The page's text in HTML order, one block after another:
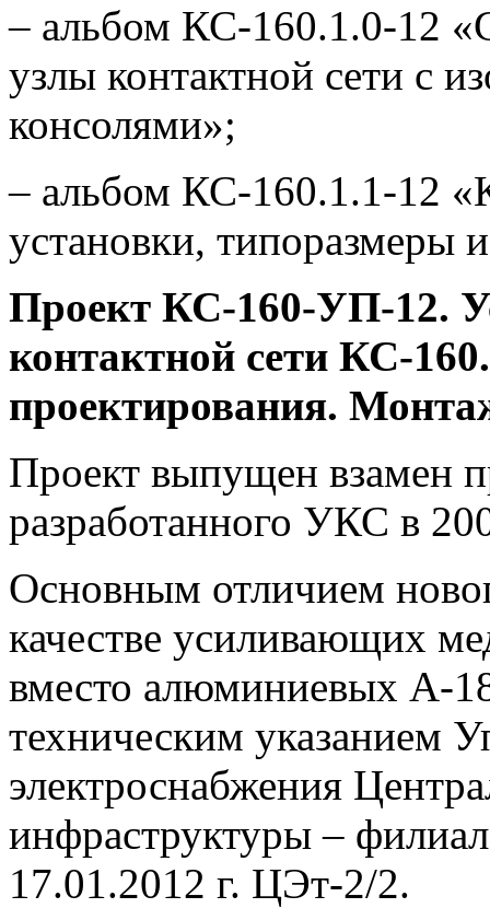
– альбом КС-160.1.0-12
узлы контактной сети с
консолями»;
– альбом КС-160.1.1-12
установки, типоразмеры
Проект КС-160-УП-12.
контактной сети КС-
проектирования.
Проект выпущен взамен
разработанного УКС в
Основным отличием
качестве усиливающих
вместо алюминиевых А-
техническим указанием
электроснабжения
инфраструктуры –
17.01.2012 г. ЦЭт-2/2.